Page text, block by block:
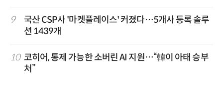
9
국산 CSP사 '마켓플레이스' 커졌다…5개사 등록 솔루
션 1439개
10 코히어, 통제 가능한 소버린 AI 지원…“韓이 아태 승부
처”